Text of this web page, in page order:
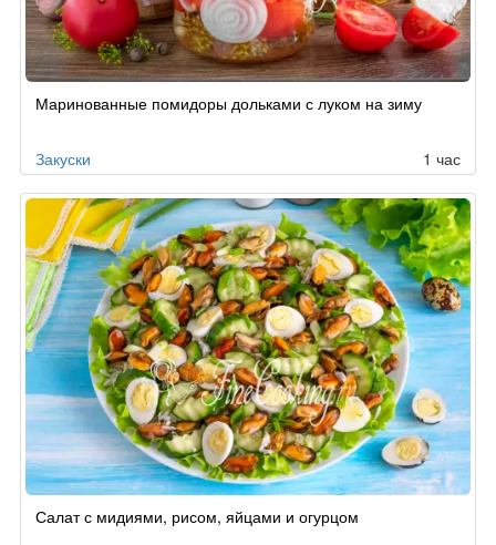
Маринованные помидоры дольками с луком на зиму
Закуски 1 час
Салат с мидиями, рисом, яйцами и огурцом